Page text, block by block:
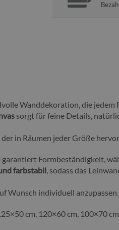
Wanddekoration, die jedem
sorgt für feine Details,
in Räumen jeder Größe
garantiert Formbeständigkeit,
farbstabil, sodass das
Wunsch individuell anzupassen.
cm, 120×60 cm, 100×70